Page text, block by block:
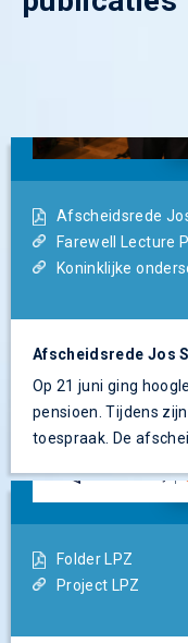
Afscheidsrede
Farewell Lecture
Koninklijke
Afscheidsrede Jos
Op 21 juni ging
pensioen. Tijdens
toespraak. De
Folder LPZ
Project LPZ